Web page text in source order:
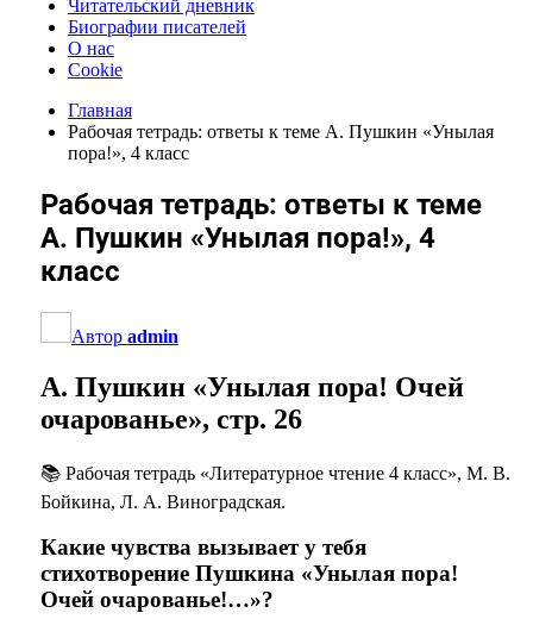
Читательский дневник
Биографии писателей
О нас
Cookie
Главная
Рабочая тетрадь: ответы к теме А. Пушкин «Унылая
пора!», 4 класс
Рабочая тетрадь: ответы к теме
А. Пушкин «Унылая пора!», 4
класс
Автор admin
А. Пушкин «Унылая пора! Очей
очарованье», стр. 26
📚 Рабочая тетрадь «Литературное чтение 4 класс», М. В.
Бойкина, Л. А. Виноградская.
Какие чувства вызывает у тебя
стихотворение Пушкина «Унылая пора!
Очей очарованье!…»?